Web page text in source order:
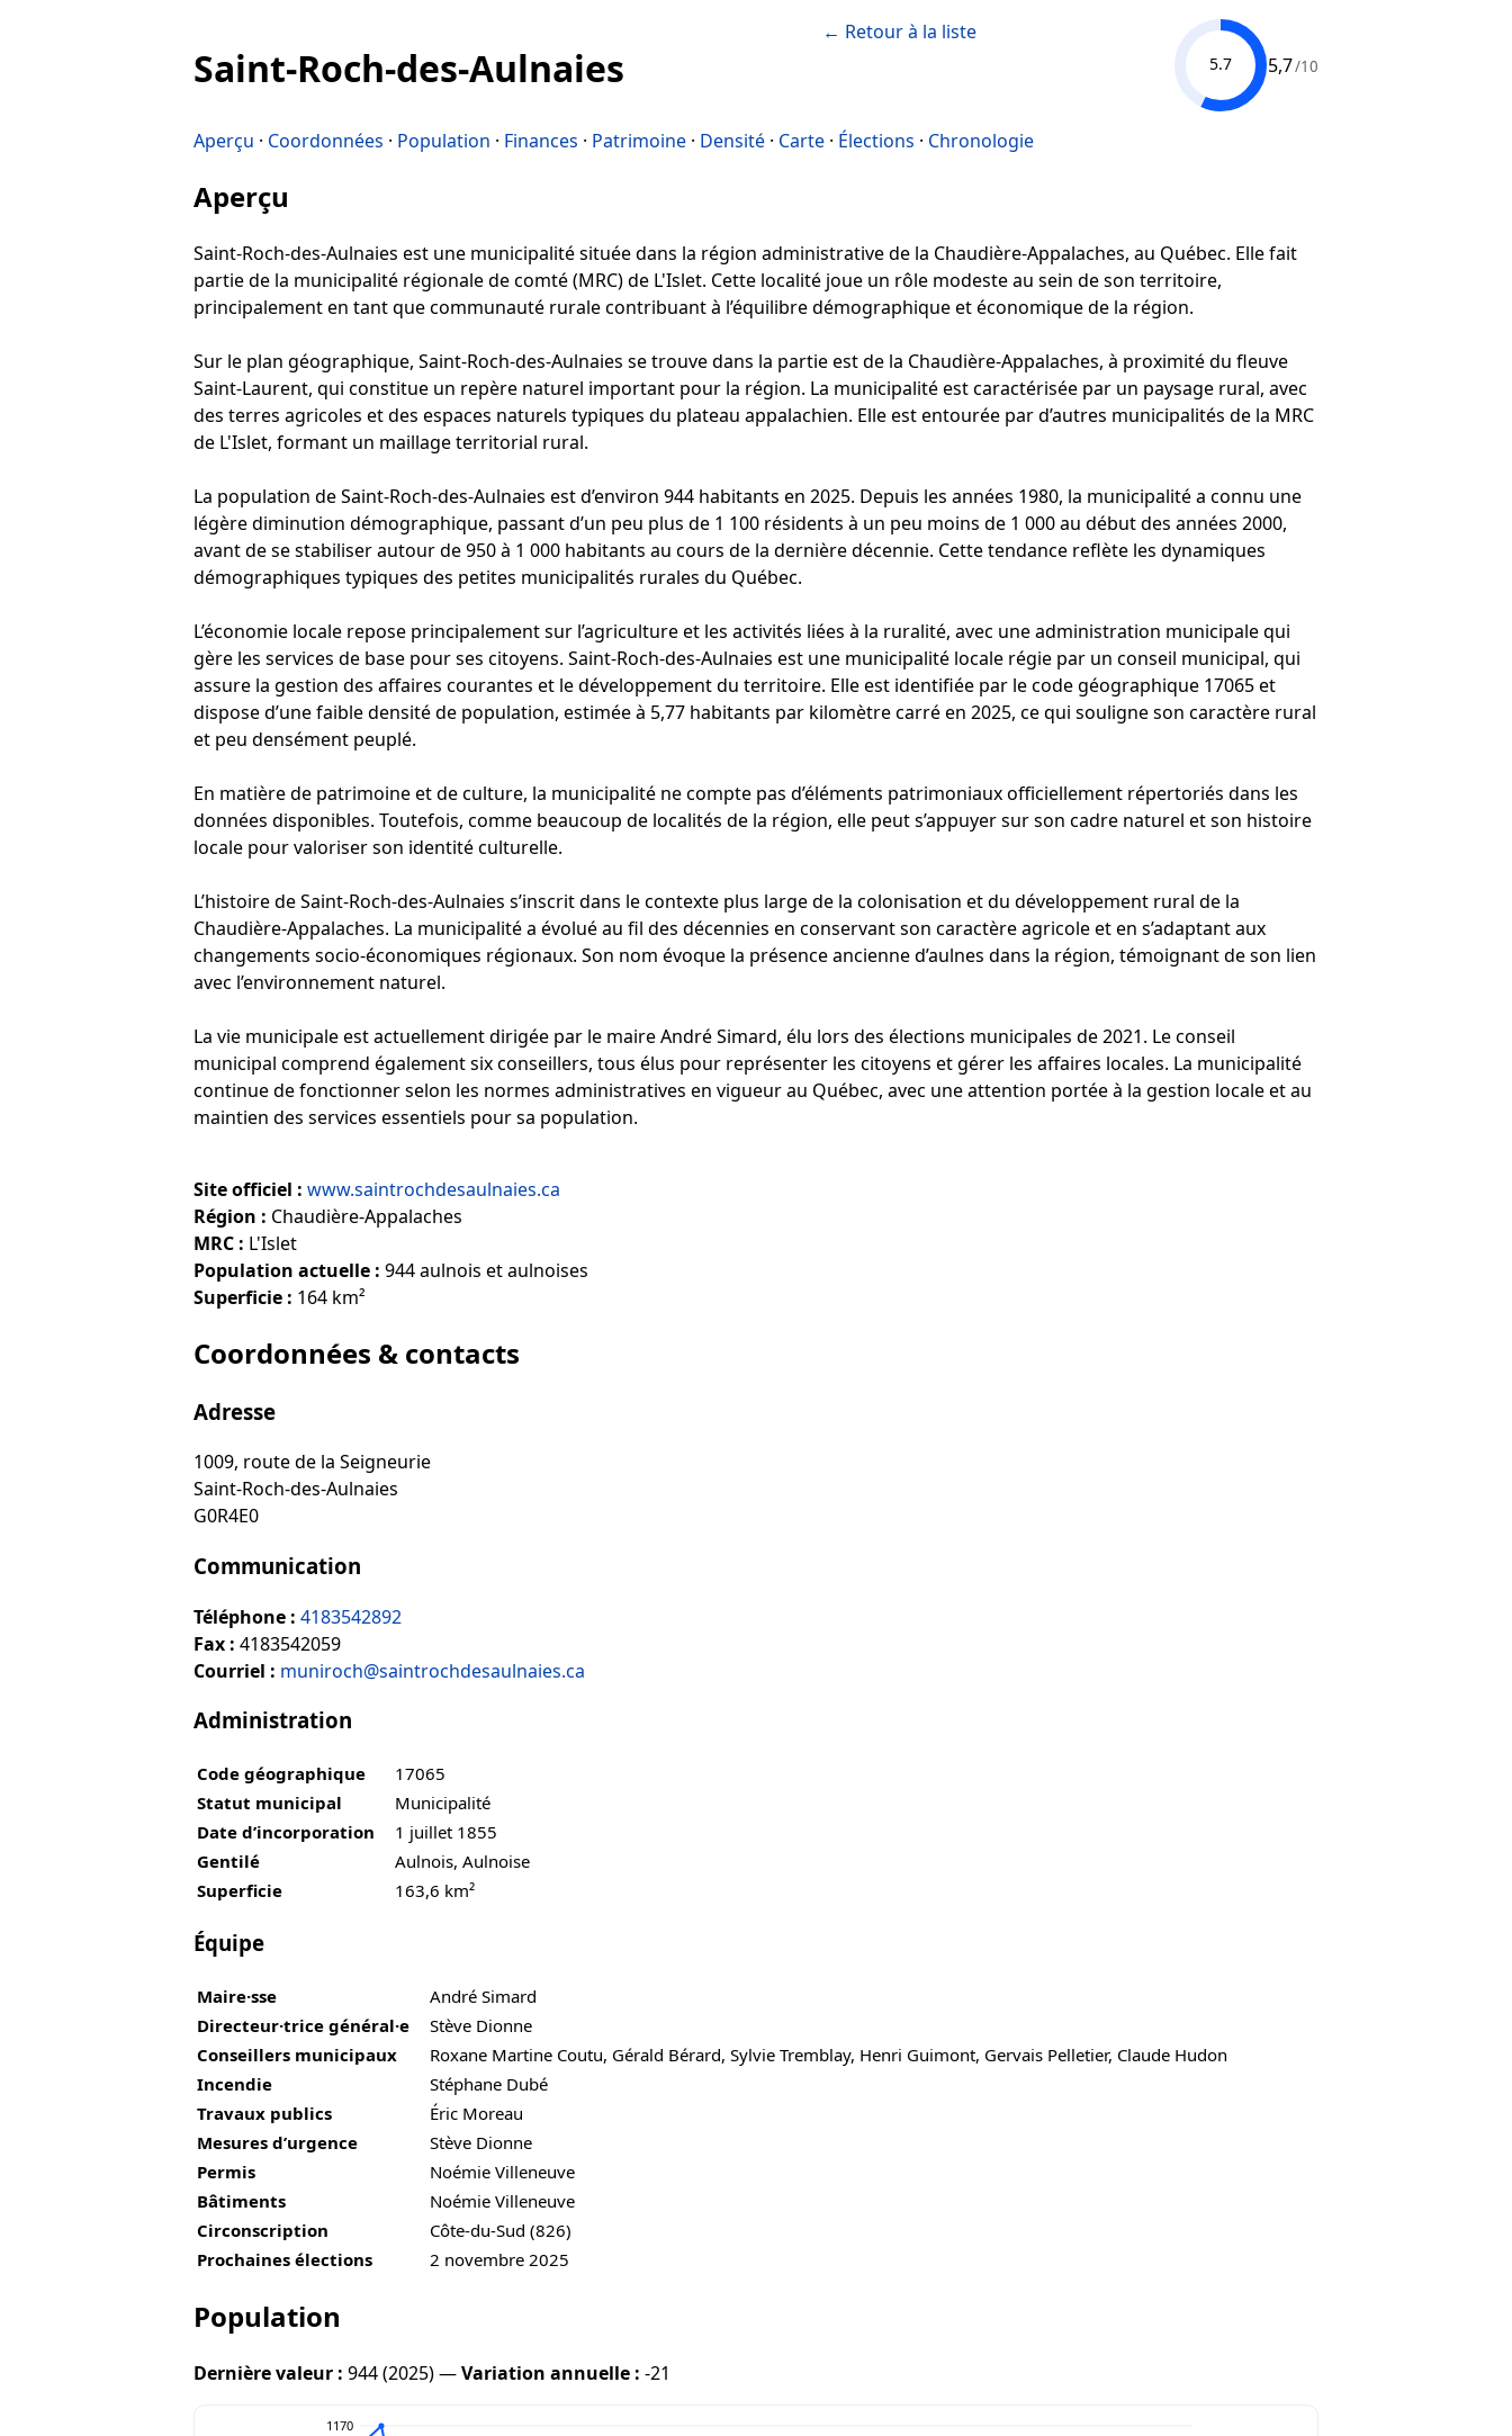
Saint-Roch-des-Aulnaies
← Retour à la liste
5.7 5,7/10
Aperçu · Coordonnées · Population · Finances · Patrimoine · Densité · Carte · Élections · Chronologie
Aperçu
Saint-Roch-des-Aulnaies est une municipalité située dans la région administrative de la Chaudière-Appalaches, au Québec. Elle fait
partie de la municipalité régionale de comté (MRC) de L'Islet. Cette localité joue un rôle modeste au sein de son territoire,
principalement en tant que communauté rurale contribuant à l’équilibre démographique et économique de la région.
Sur le plan géographique, Saint-Roch-des-Aulnaies se trouve dans la partie est de la Chaudière-Appalaches, à proximité du fleuve
Saint-Laurent, qui constitue un repère naturel important pour la région. La municipalité est caractérisée par un paysage rural, avec
des terres agricoles et des espaces naturels typiques du plateau appalachien. Elle est entourée par d’autres municipalités de la MRC
de L'Islet, formant un maillage territorial rural.
La population de Saint-Roch-des-Aulnaies est d’environ 944 habitants en 2025. Depuis les années 1980, la municipalité a connu une
légère diminution démographique, passant d’un peu plus de 1 100 résidents à un peu moins de 1 000 au début des années 2000,
avant de se stabiliser autour de 950 à 1 000 habitants au cours de la dernière décennie. Cette tendance reflète les dynamiques
démographiques typiques des petites municipalités rurales du Québec.
L’économie locale repose principalement sur l’agriculture et les activités liées à la ruralité, avec une administration municipale qui
gère les services de base pour ses citoyens. Saint-Roch-des-Aulnaies est une municipalité locale régie par un conseil municipal, qui
assure la gestion des affaires courantes et le développement du territoire. Elle est identifiée par le code géographique 17065 et
dispose d’une faible densité de population, estimée à 5,77 habitants par kilomètre carré en 2025, ce qui souligne son caractère rural
et peu densément peuplé.
En matière de patrimoine et de culture, la municipalité ne compte pas d’éléments patrimoniaux officiellement répertoriés dans les
données disponibles. Toutefois, comme beaucoup de localités de la région, elle peut s’appuyer sur son cadre naturel et son histoire
locale pour valoriser son identité culturelle.
L’histoire de Saint-Roch-des-Aulnaies s’inscrit dans le contexte plus large de la colonisation et du développement rural de la
Chaudière-Appalaches. La municipalité a évolué au fil des décennies en conservant son caractère agricole et en s’adaptant aux
changements socio-économiques régionaux. Son nom évoque la présence ancienne d’aulnes dans la région, témoignant de son lien
avec l’environnement naturel.
La vie municipale est actuellement dirigée par le maire André Simard, élu lors des élections municipales de 2021. Le conseil
municipal comprend également six conseillers, tous élus pour représenter les citoyens et gérer les affaires locales. La municipalité
continue de fonctionner selon les normes administratives en vigueur au Québec, avec une attention portée à la gestion locale et au
maintien des services essentiels pour sa population.
Site officiel : www.saintrochdesaulnaies.ca
Région : Chaudière-Appalaches
MRC : L'Islet
Population actuelle : 944 aulnois et aulnoises
Superficie : 164 km²
Coordonnées & contacts
Adresse
1009, route de la Seigneurie
Saint-Roch-des-Aulnaies
G0R4E0
Communication
Téléphone : 4183542892
Fax : 4183542059
Courriel : muniroch@saintrochdesaulnaies.ca
Administration
Code géographique
17065
Statut municipal
Municipalité
Date d’incorporation
1 juillet 1855
Gentilé
Aulnois, Aulnoise
Superficie
163,6 km²
Équipe
Maire·sse
André Simard
Directeur·trice général·e
Stève Dionne
Conseillers municipaux
Roxane Martine Coutu, Gérald Bérard, Sylvie Tremblay, Henri Guimont, Gervais Pelletier, Claude Hudon
Incendie
Stéphane Dubé
Travaux publics
Éric Moreau
Mesures d’urgence
Stève Dionne
Permis
Noémie Villeneuve
Bâtiments
Noémie Villeneuve
Circonscription
Côte-du-Sud (826)
Prochaines élections
2 novembre 2025
Population
Dernière valeur : 944 (2025) —Variation annuelle : -21
1170